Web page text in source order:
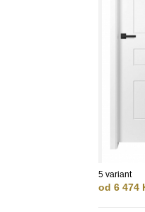
5 variant
od 6 474